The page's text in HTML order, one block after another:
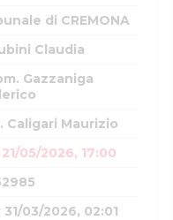
di CREMONA
Claudia
Gazzaniga
Caligari Maurizio
05/2026, 17:00
31/03/2026, 02:01